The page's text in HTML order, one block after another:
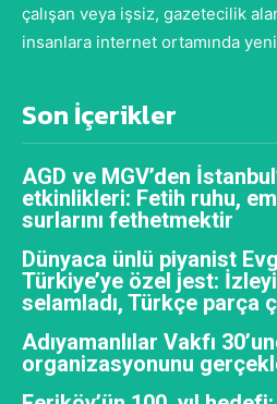
çalışan veya işsiz, gazetecilik
insanlara internet ortamında
Son İçerikler
AGD ve MGV’den
etkinlikleri: Fetih ruhu,
surlarını fethetmektir
Dünyaca ünlü piyanist
Türkiye’ye özel jest:
selamladı, Türkçe parça
Adıyamanlılar Vakfı
organizasyonunu